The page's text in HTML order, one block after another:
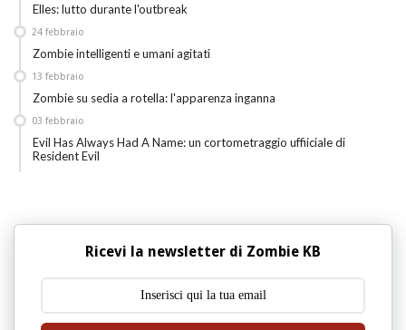
Elles: lutto durante l'outbreak
Zombie intelligenti e umani agitati
24 febbraio
Zombie su sedia a rotella: l'apparenza inganna
13 febbraio
Evil Has Always Had A Name: un cortometraggio uffiiciale di
Resident Evil
03 febbraio
Ricevi la newsletter di Zombie KB